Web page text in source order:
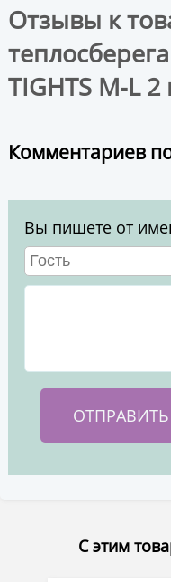
Отзывы к
TIGHTS M-L
Комментариев
Вы пишете от
С этим